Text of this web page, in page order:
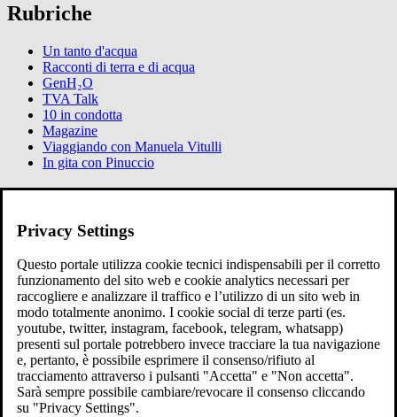
Rubriche
Un tanto d'acqua
Racconti di terra e di acqua
GenH₂O
TVA Talk
10 in condotta
Magazine
Viaggiando con Manuela Vitulli
In gita con Pinuccio
Ci raccontiamo
Privacy Settings
Questo portale utilizza cookie tecnici indispensabili per il corretto
funzionamento del sito web e cookie analytics necessari per
raccogliere e analizzare il traffico e l’utilizzo di un sito web in
modo totalmente anonimo. I cookie social di terze parti (es.
youtube, twitter, instagram, facebook, telegram, whatsapp)
presenti sul portale potrebbero invece tracciare la tua navigazione
e, pertanto, è possibile esprimere il consenso/rifiuto al
tracciamento attraverso i pulsanti "Accetta" e "Non accetta".
Sarà sempre possibile cambiare/revocare il consenso cliccando
su "Privacy Settings".